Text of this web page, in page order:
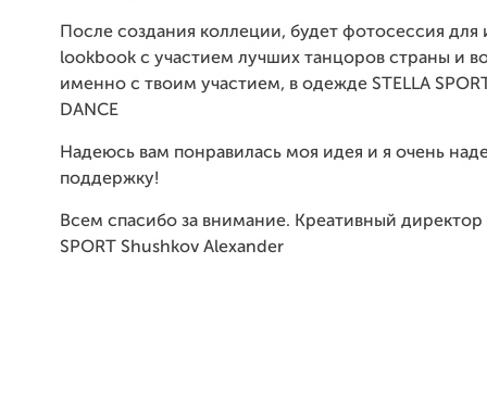
После создания коллеции, будет фотосессия для
lookbook с участием лучших танцоров страны и
именно с твоим участием, в одежде STELLA
DANCE
Надеюсь вам понравилась моя идея и я очень
поддержку!
Всем спасибо за внимание. Креативный
SPORT
Shushkov Alexander